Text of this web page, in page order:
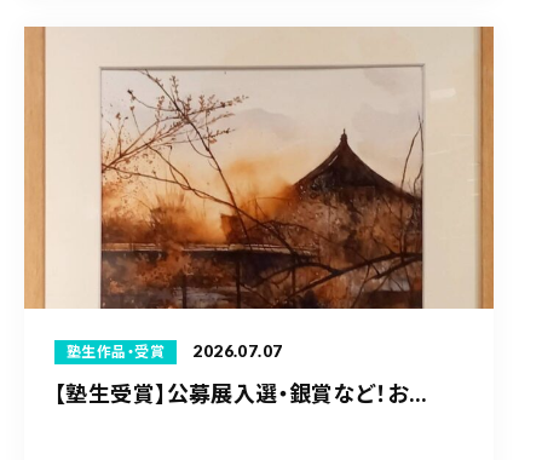
塾生作品・受賞 2026.07.07
【塾生受賞】公募展入選・銀賞など！お...